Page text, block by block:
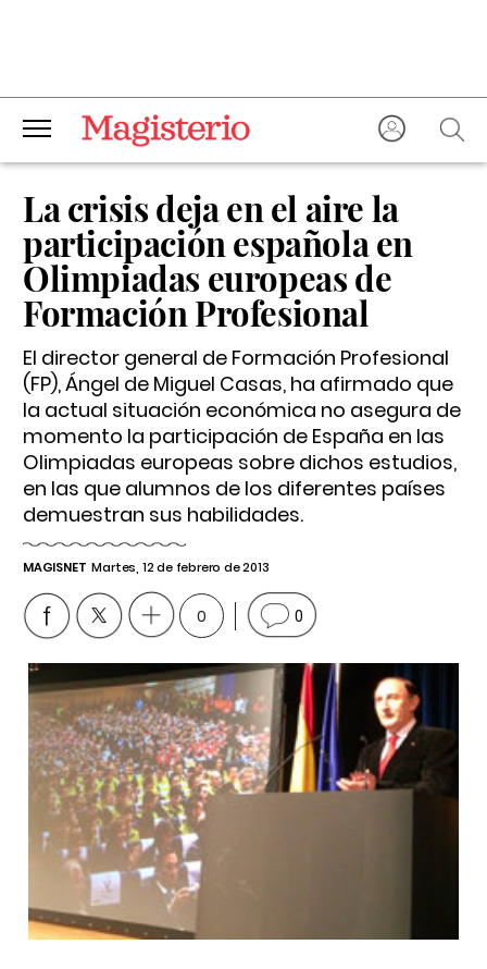
La crisis deja en el aire la
participación española en
Olimpiadas europeas de
Formación Profesional
El director general de Formación Profesional
(FP), Ángel de Miguel Casas, ha afirmado que
la actual situación económica no asegura de
momento la participación de España en las
Olimpiadas europeas sobre dichos estudios,
en las que alumnos de los diferentes países
demuestran sus habilidades.
MAGISNET Martes, 12 de febrero de 2013
0 0